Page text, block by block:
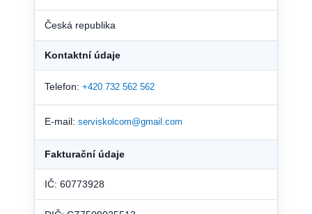
Česká republika
Kontaktní údaje
Telefon: +420 732 562 562
E-mail: serviskolcom@gmail.com
Fakturační údaje
IČ: 60773928